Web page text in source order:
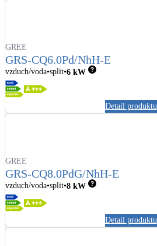
GREE
GRS-CQ6.0Pd/NhH-E
vzduch/voda split 6 kW
Detail produktu
GREE
GRS-CQ8.0PdG/NhH-E
vzduch/voda split 8 kW
Detail produktu